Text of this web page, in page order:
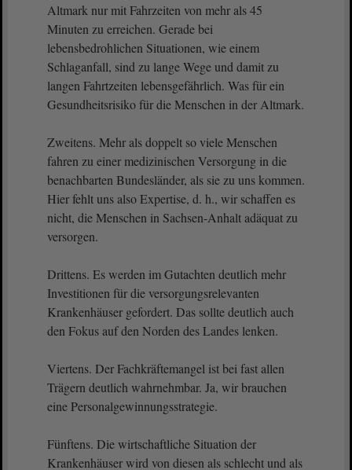
Altmark nur mit Fahrzeiten von mehr als 45
Minuten zu erreichen. Gerade bei
lebensbedrohlichen Situationen, wie einem
Schlaganfall, sind zu lange Wege und damit zu
langen Fahrtzeiten lebensgefährlich. Was für ein
Gesundheitsrisiko für die Menschen in der Altmark.
Zweitens. Mehr als doppelt so viele Menschen
fahren zu einer medizinischen Versorgung in die
benachbarten Bundesländer, als sie zu uns kommen.
Hier fehlt uns also Expertise, d. h., wir schaffen es
nicht, die Menschen in Sachsen-Anhalt adäquat zu
versorgen.
Drittens. Es werden im Gutachten deutlich mehr
Investitionen für die versorgungsrelevanten
Krankenhäuser gefordert. Das sollte deutlich auch
den Fokus auf den Norden des Landes lenken.
Viertens. Der Fachkräftemangel ist bei fast allen
Trägern deutlich wahrnehmbar. Ja, wir brauchen
eine Personalgewinnungsstrategie.
Fünftens. Die wirtschaftliche Situation der
Krankenhäuser wird von diesen als schlecht und als